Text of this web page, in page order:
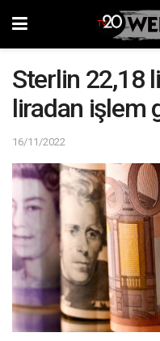
Sterlin 22,18
liradan işlem
16/11/2022